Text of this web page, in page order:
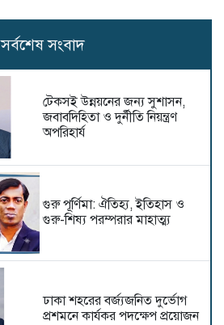
সর্বশেষ সংবাদ
টেকসই উন্নয়নের জন্য সুশাসন,
জবাবদিহিতা ও দুর্নীতি নিয়ন্ত্রণ
অপরিহার্য
গুরু পূর্ণিমা: ঐতিহ্য, ইতিহাস ও
গুরু-শিষ্য পরম্পরার মাহাত্ম্য
ঢাকা শহরের বর্জ্যজনিত দুর্ভোগ
প্রশমনে কার্যকর পদক্ষেপ প্রয়োজন